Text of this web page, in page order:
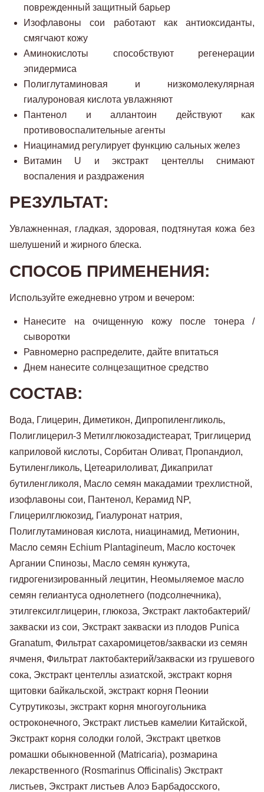
поврежденный защитный барьер
Изофлавоны сои работают как антиоксиданты,
смягчают кожу
Аминокислоты способствуют регенерации
эпидермиса
Полиглутаминовая и низкомолекулярная
гиалуроновая кислота увлажняют
Пантенол и аллантоин действуют как
противовоспалительные агенты
Ниацинамид регулирует функцию сальных желез
Витамин U и экстракт центеллы снимают
воспаления и раздражения
РЕЗУЛЬТАТ:
Увлажненная, гладкая, здоровая, подтянутая кожа без
шелушений и жирного блеска.
СПОСОБ ПРИМЕНЕНИЯ:
Используйте ежедневно утром и вечером:
Нанесите на очищенную кожу после тонера /
сыворотки
Равномерно распределите, дайте впитаться
Днем нанесите солнцезащитное средство
СОСТАВ:
Вода, Глицерин, Диметикон, Дипропиленгликоль,
Полиглицерил-3 Метилглюкозадистеарат, Триглицерид
каприловой кислоты, Сорбитан Оливат, Пропандиол,
Бутиленгликоль, Цетеарилоливат, Дикаприлат
бутиленгликоля, Масло семян макадамии трехлистной,
изофлавоны сои, Пантенол, Керамид NP,
Глицерилглюкозид, Гиалуронат натрия,
Полиглутаминовая кислота, ниацинамид, Метионин,
Масло семян Echium Plantagineum, Масло косточек
Аргании Спинозы, Масло семян кунжута,
гидрогенизированный лецитин, Неомыляемое масло
семян гелиантуса однолетнего (подсолнечника),
этилгексилглицерин, глюкоза, Экстракт лактобактерий/
закваски из сои, Экстракт закваски из плодов Punica
Granatum, Фильтрат сахаромицетов/закваски из семян
ячменя, Фильтрат лактобактерий/закваски из грушевого
сока, Экстракт центеллы азиатской, экстракт корня
щитовки байкальской, экстракт корня Пеонии
Сутрутикозы, экстракт корня многоугольника
остроконечного, Экстракт листьев камелии Китайской,
Экстракт корня солодки голой, Экстракт цветков
ромашки обыкновенной (Matricaria), розмарина
лекарственного (Rosmarinus Officinalis) Экстракт
листьев, Экстракт листьев Алоэ Барбадосского,